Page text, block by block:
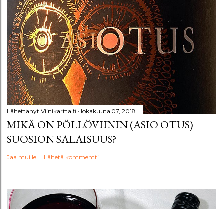
Lähettänyt Viinikartta.fi lokakuuta 07, 2018
MIKÄ ON PÖLLÖVIININ (ASIO OTUS)
SUOSION SALAISUUS?
Jaa muille Lähetä kommentti